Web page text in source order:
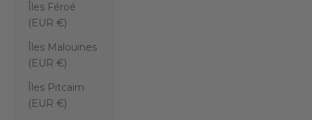
Îles Féroé
(EUR €)
Îles Malouines
(EUR €)
Îles Pitcairn
(EUR €)